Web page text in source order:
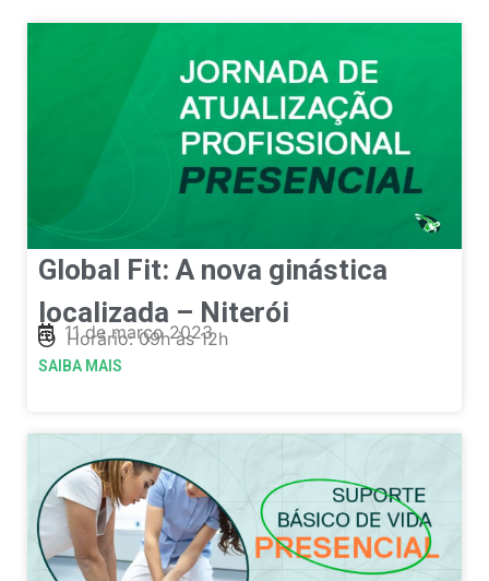
Global Fit: A nova ginástica
localizada – Niterói
11 de março 2023
Horário: 09h às 12h
SAIBA MAIS